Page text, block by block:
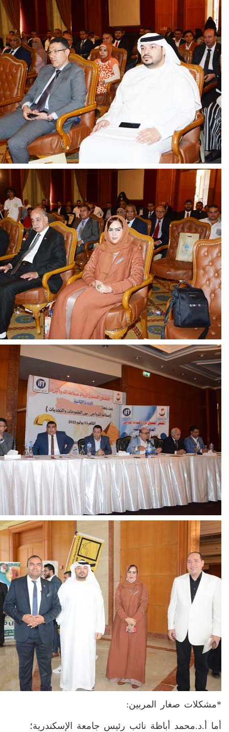
*مشكلات صغار المربين:
أما أ.د.محمد أباظة نائب رئيس جامعة الإسكندرية؛